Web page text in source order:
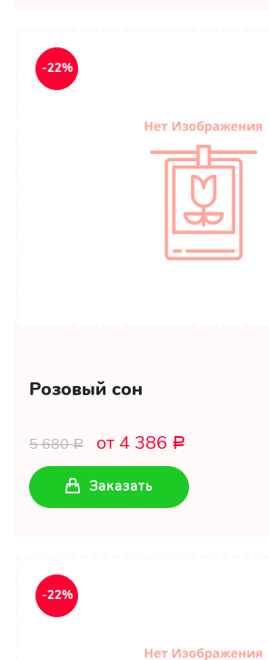
-22%
Розовый сон
5 680Р от 4 386 Р
Заказать
-22%